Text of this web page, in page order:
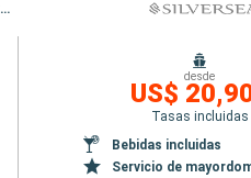
Itinerario : Tromso, Skarsvag, Bear Island, Svalbard Southern, Svalbard Northern, Longyearbyen, Tromso, Skarsvag, Bear Island, Svalbard Southern, Svalbard Northern, Longyearbyen
desde
US$
Tasas incluidas
Bebidas incluidas
Servicio de